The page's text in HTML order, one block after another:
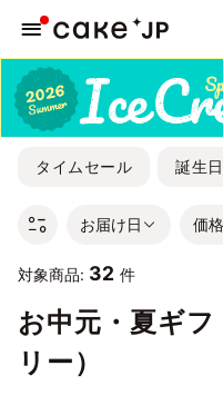
タイムセール 誕生日
お届け日 価格
対象商品: 32 件
お中元・夏ギ
リー）